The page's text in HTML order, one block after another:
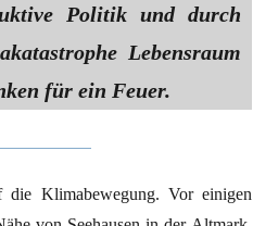
Politik und durch
Lebensraum
für ein Feuer.
die Klimabewegung. Vor einigen